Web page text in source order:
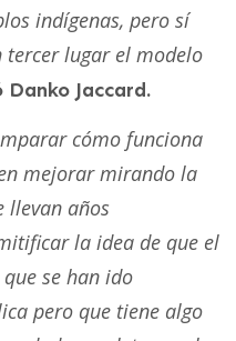
indígenas, pero sí
tercer lugar el modelo
Danko Jaccard.
cómo funciona
mejorar mirando la
llevan años
la idea de que el
se han ido
pero que tiene algo